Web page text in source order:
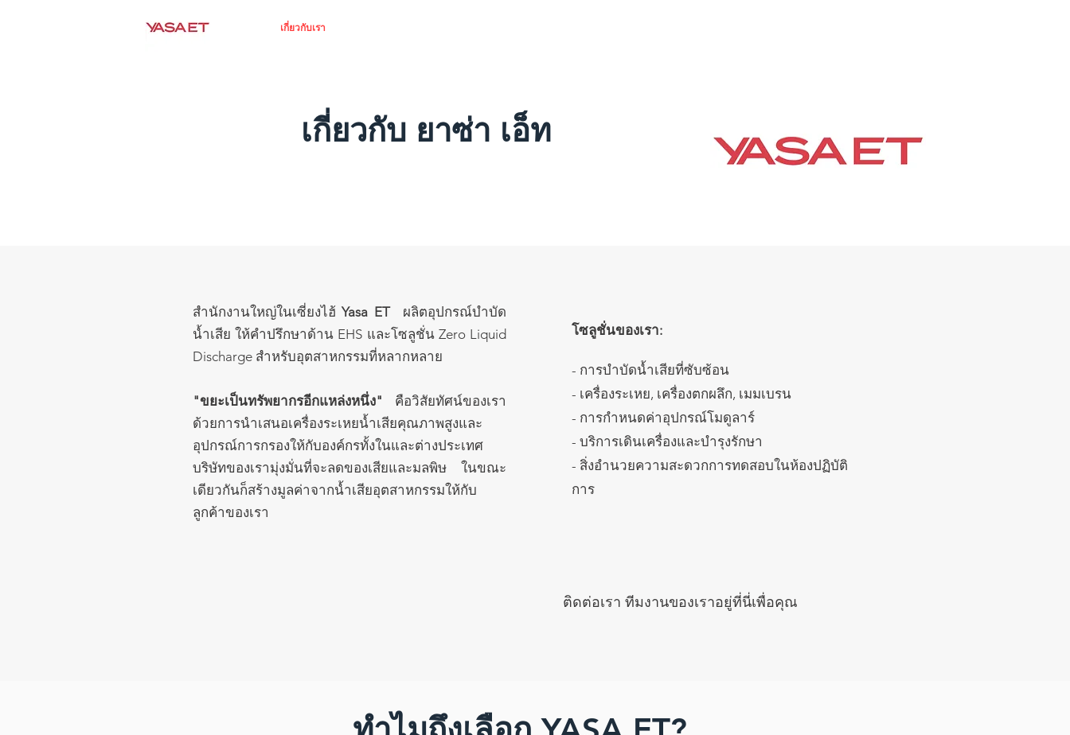
เกี่ยวกับเรา
เกี่ยวกับ ยาซ่า เอ็ท
สำนักงานใหญ่ในเซี่ยงไฮ้Yasa ET
ผลิตอุปกรณ์บำบัด
น้ำเสีย ให้คำปรึกษาด้าน EHS และโซลูชั่น Zero Liquid
Discharge สำหรับอุตสาหกรรมที่หลากหลาย
"ขยะเป็นทรัพยากรอีกแหล่งหนึ่ง" คือวิสัยทัศน์ของเรา
ด้วยการนำเสนอเครื่องระเหยน้ำเสียคุณภาพสูงและ
อุปกรณ์การกรองให้กับองค์กรทั้งในและต่างประเทศ
บริษัทของเรามุ่งมั่นที่จะลดของเสียและมลพิษ ในขณะ
เดียวกันก็สร้างมูลค่าจากน้ำเสียอุตสาหกรรมให้กับ
ลูกค้าของเรา
โซลูชั่นของเรา:
- การบำบัดน้ำเสียที่ซับซ้อน
- เครื่องระเหย, เครื่องตกผลึก, เมมเบรน
- การกำหนดค่าอุปกรณ์โมดูลาร์
- บริการเดินเครื่องและบำรุงรักษา
- สิ่งอำนวยความสะดวกการทดสอบในห้องปฏิบัติ
การ
ติดต่อเรา ทีมงานของเราอยู่ที่นี่เพื่อคุณ